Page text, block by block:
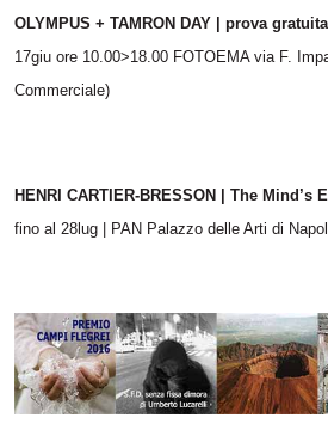
OLYMPUS + TAMRON DAY | prova
17giu ore 10.00>18.00 FOTOEMA via F.
Commerciale)
HENRI CARTIER-BRESSON | The Mind’s
fino al 28lug | PAN Palazzo delle Arti di